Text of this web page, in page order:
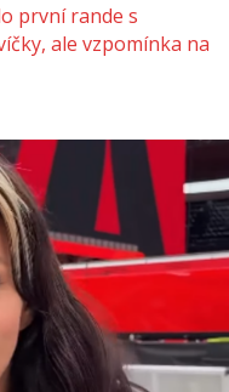
první rande s
ale vzpomínka na